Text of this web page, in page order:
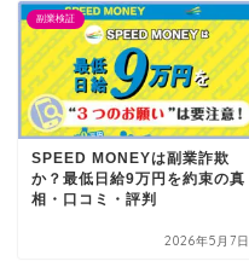
副業検証
SPEED MONEYは副業詐欺
か？最低日給9万円を約束の真
相・口コミ・評判
2026年5月7日